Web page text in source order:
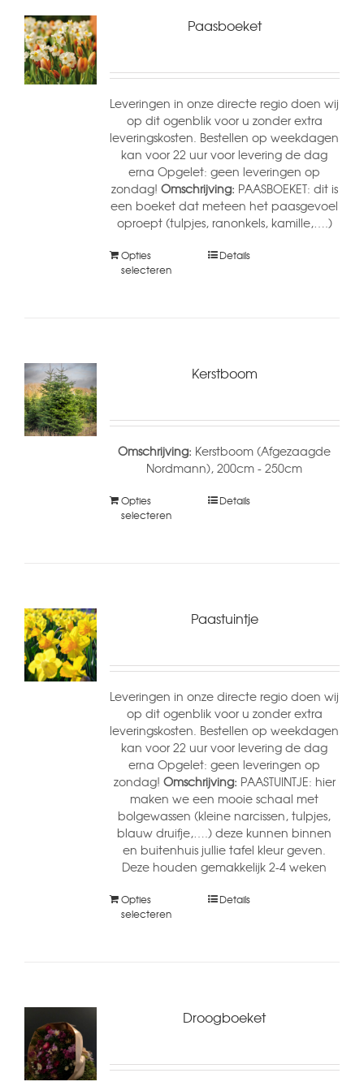
Paasboeket
Leveringen in onze directe regio doen wij
op dit ogenblik voor u zonder extra
leveringskosten. Bestellen op weekdagen
kan voor 22 uur voor levering de dag
erna Opgelet: geen leveringen op
zondag! Omschrijving: PAASBOEKET: dit is
een boeket dat meteen het paasgevoel
oproept (tulpjes, ranonkels, kamille,….)
Opties
selecteren
Details
Kerstboom
Omschrijving: Kerstboom (Afgezaagde
Nordmann), 200cm - 250cm
Opties
selecteren
Details
Paastuintje
Leveringen in onze directe regio doen wij
op dit ogenblik voor u zonder extra
leveringskosten. Bestellen op weekdagen
kan voor 22 uur voor levering de dag
erna Opgelet: geen leveringen op
zondag! Omschrijving: PAASTUINTJE: hier
maken we een mooie schaal met
bolgewassen (kleine narcissen, tulpjes,
blauw druifje,….) deze kunnen binnen
en buitenhuis jullie tafel kleur geven.
Deze houden gemakkelijk 2-4 weken
Opties
selecteren
Details
Droogboeket